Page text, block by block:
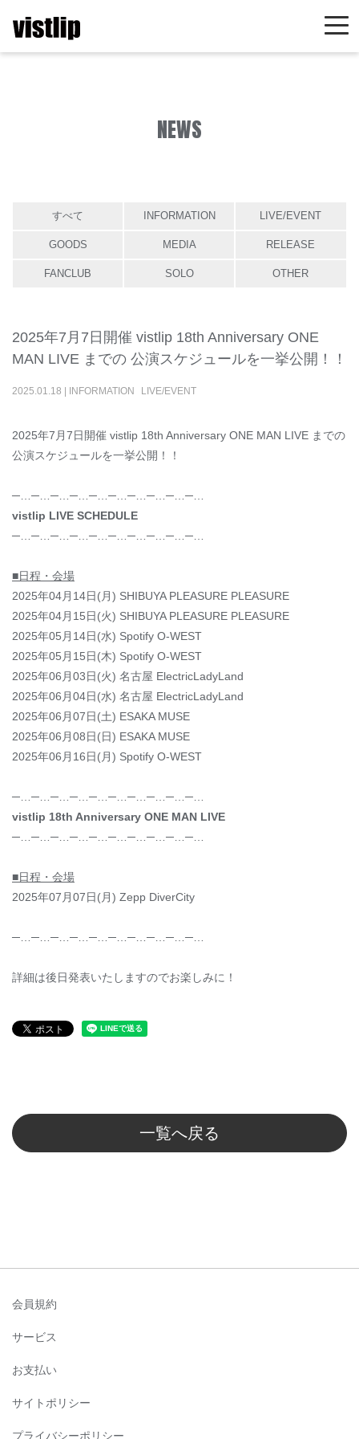
NEWS
すべて INFORMATION LIVE/EVENT
GOODS MEDIA RELEASE
FANCLUB SOLO OTHER
2025年7月7日開催 vistlip 18th Anniversary ONE
MAN LIVE までの 公演スケジュールを一挙公開！！
2025.01.18 INFORMATION LIVE/EVENT
2025年7月7日開催 vistlip 18th Anniversary ONE MAN LIVE までの
公演スケジュールを一挙公開！！
─…─…─…─…─…─…─…─…─…─…
vistlip LIVE SCHEDULE
─…─…─…─…─…─…─…─…─…─…
■日程・会場
2025年04月14日(月) SHIBUYA PLEASURE PLEASURE
2025年04月15日(火) SHIBUYA PLEASURE PLEASURE
2025年05月14日(水) Spotify O-WEST
2025年05月15日(木) Spotify O-WEST
2025年06月03日(火) 名古屋 ElectricLadyLand
2025年06月04日(水) 名古屋 ElectricLadyLand
2025年06月07日(土) ESAKA MUSE
2025年06月08日(日) ESAKA MUSE
2025年06月16日(月) Spotify O-WEST
─…─…─…─…─…─…─…─…─…─…
vistlip 18th Anniversary ONE MAN LIVE
─…─…─…─…─…─…─…─…─…─…
■日程・会場
2025年07月07日(月) Zepp DiverCity
─…─…─…─…─…─…─…─…─…─…
詳細は後日発表いたしますのでお楽しみに！
一覧へ戻る
会員規約
サービス
お支払い
サイトポリシー
プライバシーポリシー